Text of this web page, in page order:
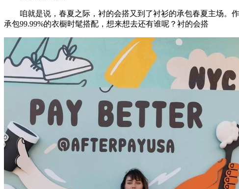
咱就是说，春夏之际，衬的会搭又到了衬衫的承包春夏主场。作
承包99.99%的衣橱时髦搭配，想来想去还有谁呢？衬的会搭